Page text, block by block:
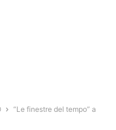
“Le finestre del tempo” a